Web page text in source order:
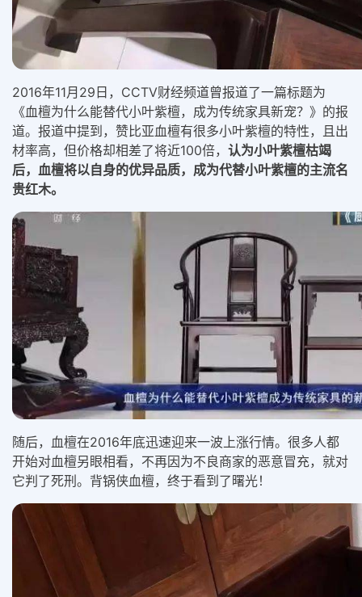
2016年11月29日，CCTV财经频道曾报道了一篇标题为
《血檀为什么能替代小叶紫檀，成为传统家具新宠？》的报
道。报道中提到，赞比亚血檀有很多小叶紫檀的特性，且出
材率高，但价格却相差了将近100倍， 认为小叶紫檀枯竭
后，血檀将以自身的优异品质，成为代替小叶紫檀的主流名
贵红木。
随后，血檀在2016年底迅速迎来一波上涨行情。很多人都
开始对血檀另眼相看，不再因为不良商家的恶意冒充，就对
它判了死刑。背锅侠血檀，终于看到了曙光！